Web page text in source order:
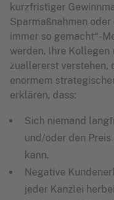
kurzfristiger
Sparmaßnahmen
immer so gemacht“-
werden. Ihre
zuallererst verstehen,
enormem
erklären, dass:
Sich niemand
und/oder den
kann.
Negative
jeder Kanzlei